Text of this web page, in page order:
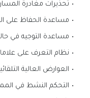
تحذيرات مغادرة
مساعدة الحفاظ على
مساعدة التوجيه في
نظام التعرف على
العوارض العالية
التحكم النشط في